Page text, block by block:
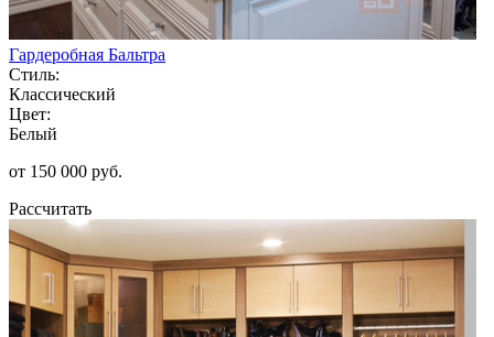
Гардеробная Бальтра
Стиль:
Классический
Цвет:
Белый
от 150 000 руб.
Рассчитать